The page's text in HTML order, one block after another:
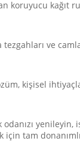
kağıt
ve
kişisel
tam